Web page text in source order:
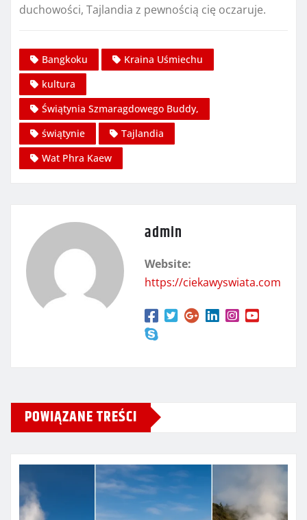
duchowości, Tajlandia z pewnością cię oczaruje.
Bangkoku
Kraina Uśmiechu
kultura
Świątynia Szmaragdowego Buddy,
świątynie
Tajlandia
Wat Phra Kaew
admin
Website:
https://ciekawyswiata.com
POWIĄZANE TREŚCI